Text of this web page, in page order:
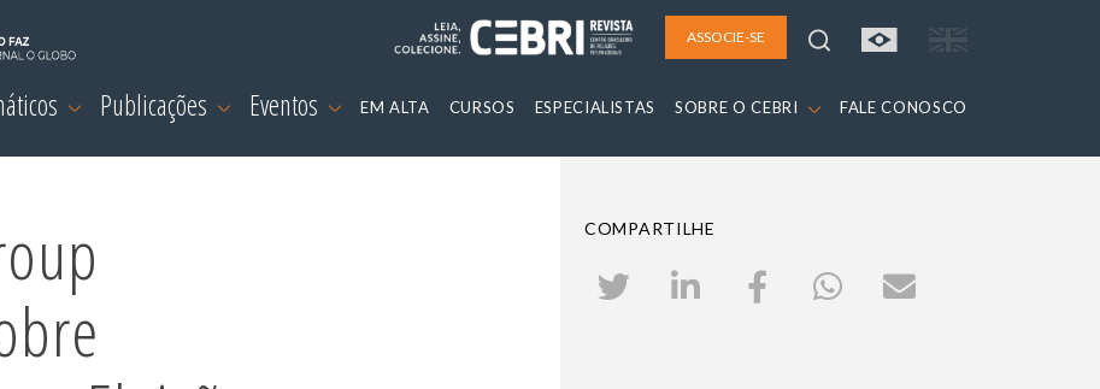
ASSOCIE-SE
Publicações Eventos EM ALTA CURSOS ESPECIALISTAS SOBRE O CEBRI FALE CONOSCO
COMPARTILHE